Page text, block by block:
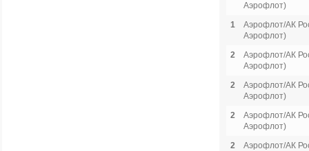
Аэрофлот)
1
Аэрофлот/АК
Аэрофлот)
2
Аэрофлот/АК
Аэрофлот)
2
Аэрофлот/АК
Аэрофлот)
2
Аэрофлот/АК
Аэрофлот)
2
Аэрофлот/АК